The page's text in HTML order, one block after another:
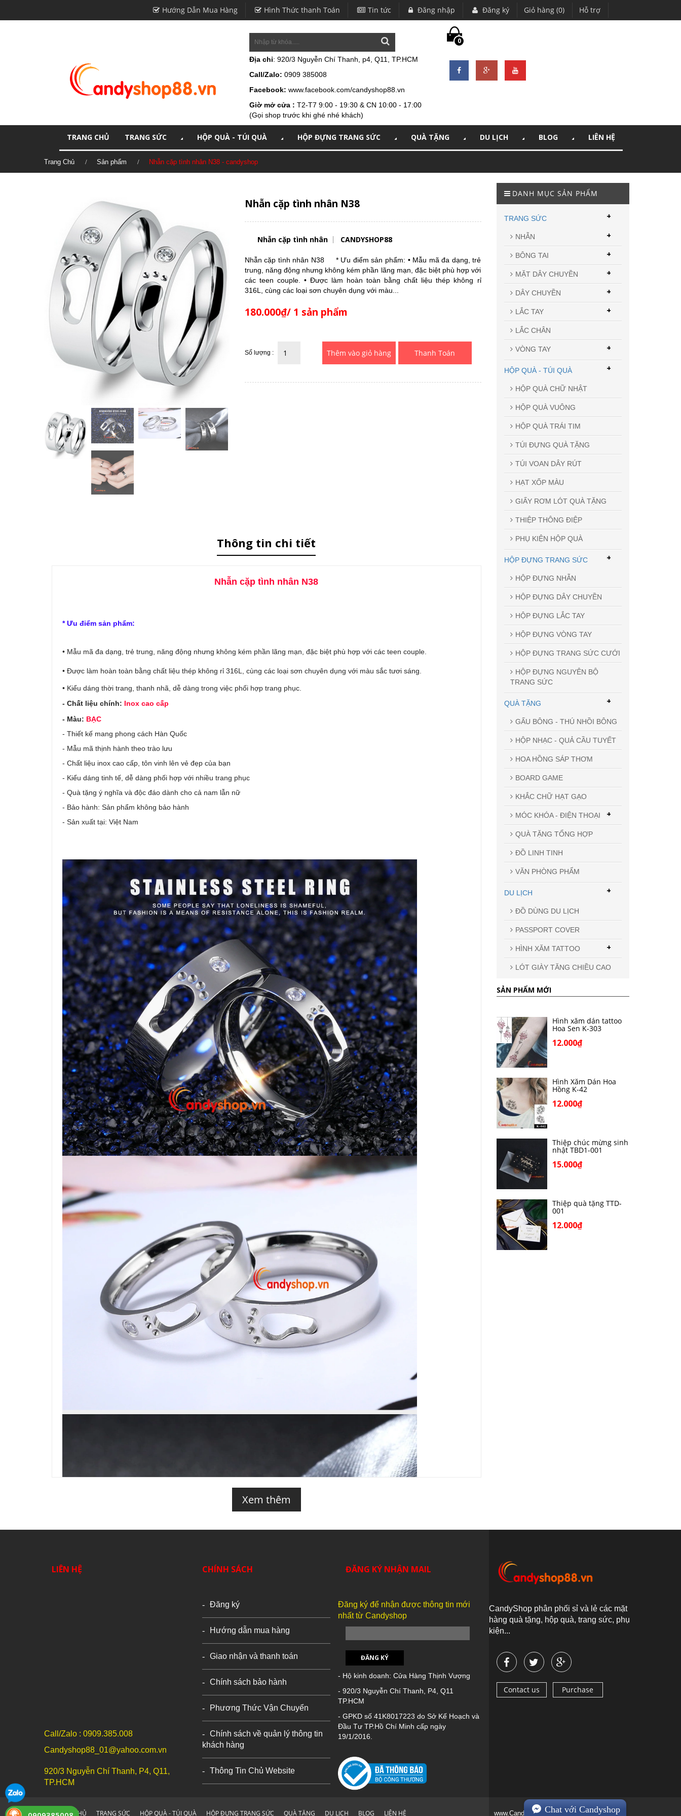
Hướng Dẫn Mua Hàng Hình Thức thanh Toán Tin tức Đăng nhập Đăng ký Giỏ hàng (0) Hỗ trợ
Địa chỉ: 920/3 Nguyễn Chí Thanh, p4, Q11, TP.HCM
Call/Zalo: 0909 385008
Facebook: www.facebook.com/candyshop88.vn
Giờ mở cửa : T2-T7 9:00 - 19:30 & CN 10:00 - 17:00
(Gọi shop trước khi ghé nhé khách)
0
TRANG CHỦ TRANG SỨC HỘP QUÀ - TÚI QUÀ HỘP ĐỰNG TRANG SỨC QUÀ TẶNG DU LỊCH BLOG LIÊN HỆ
Trang Chủ Sản phẩm Nhẫn cặp tình nhân N38 - candyshop
Nhẫn cặp tình nhân N38
Nhẫn cặp tình nhân CANDYSHOP88
Nhẫn cặp tình nhân N38 * Ưu điểm sản phẩm: • Mẫu mã đa dạng, trẻ
trung, năng động nhưng không kém phần lãng mạn, đặc biệt phù hợp với
các teen couple. • Được làm hoàn toàn bằng chất liệu thép không rỉ
316L, cùng các loại sơn chuyên dụng với màu...
180.000₫/ 1 sản phẩm
Số lượng : Thanh Toán
Thông tin chi tiết
Nhẫn cặp tình nhân N38
* Ưu điểm sản phẩm:
• Mẫu mã đa dạng, trẻ trung, năng động nhưng không kém phần lãng mạn, đặc biệt phù hợp với các teen couple.
• Được làm hoàn toàn bằng chất liệu thép không rỉ 316L, cùng các loại sơn chuyên dụng với màu sắc tươi sáng.
• Kiểu dáng thời trang, thanh nhã, dễ dàng trong việc phối hợp trang phục.
- Chất liệu chính: Inox cao cấp
- Màu: BẠC
- Thiết kế mang phong cách Hàn Quốc
- Mẫu mã thịnh hành theo trào lưu
- Chất liệu inox cao cấp, tôn vinh lên vẻ đẹp của bạn
- Kiểu dáng tinh tế, dễ dàng phối hợp với nhiều trang phục
- Quà tặng ý nghĩa và độc đáo dành cho cả nam lẫn nữ
- Bảo hành: Sản phẩm không bảo hành
- Sản xuất tại: Việt Nam
Xem thêm
DANH MỤC SẢN PHẨM
TRANG SỨC
NHẪN +
BÔNG TAI +
MẶT DÂY CHUYỀN +
DÂY CHUYỀN +
LẮC TAY +
LẮC CHÂN
VÒNG TAY +
+
HỘP QUÀ - TÚI QUÀ
HỘP QUÀ CHỮ NHẬT
HỘP QUÀ VUÔNG
HỘP QUÀ TRÁI TIM
TÚI ĐỰNG QUÀ TẶNG
TÚI VOAN DÂY RÚT
HẠT XỐP MÀU
GIẤY RƠM LÓT QUÀ TẶNG
THIỆP THÔNG ĐIỆP
PHỤ KIỆN HỘP QUÀ
+
HỘP ĐỰNG TRANG SỨC
HỘP ĐỰNG NHẪN
HỘP ĐỰNG DÂY CHUYỀN
HỘP ĐỰNG LẮC TAY
HỘP ĐỰNG VÒNG TAY
HỘP ĐỰNG TRANG SỨC CƯỚI
HỘP ĐỰNG NGUYÊN BỘ
TRANG SỨC
+
QUÀ TẶNG
GẤU BÔNG - THÚ NHỒI BÔNG
HỘP NHẠC - QUẢ CẦU TUYẾT
HOA HỒNG SÁP THƠM
BOARD GAME
KHẮC CHỮ HẠT GẠO
MÓC KHÓA - ĐIỆN THOẠI +
QUÀ TẶNG TỔNG HỢP
ĐỒ LINH TINH
VĂN PHÒNG PHẨM
+
DU LỊCH
ĐỒ DÙNG DU LỊCH
PASSPORT COVER
HÌNH XĂM TATTOO +
LÓT GIÀY TĂNG CHIỀU CAO
+
SẢN PHẨM MỚI
Hình xăm dán tattoo
Hoa Sen K-303
12.000₫
Hình Xăm Dán Hoa
Hồng K-42
12.000₫
Thiệp chúc mừng sinh
nhật TBD1-001
15.000₫
Thiệp quà tặng TTD-
001
12.000₫
LIÊN HỆ
Call/Zalo : 0909.385.008
Candyshop88_01@yahoo.com.vn
920/3 Nguyễn Chí Thanh, P4, Q11,
TP.HCM
CHÍNH SÁCH
Đăng ký
Hướng dẫn mua hàng
Giao nhận và thanh toán
Chính sách bảo hành
Phương Thức Vận Chuyển
Chính sách về quản lý thông tin
khách hàng
Thông Tin Chủ Website
ĐĂNG KÝ NHẬN MAIL
Đăng ký để nhận được thông tin mới
nhất từ Candyshop
ĐĂNG KÝ
- Hộ kinh doanh: Cửa Hàng Thịnh Vượng
- 920/3 Nguyễn Chí Thanh, P4, Q11
TP.HCM
- GPKD số 41K8017223 do Sở Kế Hoạch và
Đầu Tư TP.Hồ Chí Minh cấp ngày
19/1/2016.
CandyShop phân phối sỉ và lẻ các mặt
hàng quà tặng, hộp quà, trang sức, phụ
kiện...
Contact us Purchase
TRANG CHỦ TRANG SỨC HỘP QUÀ - TÚI QUÀ HỘP ĐỰNG TRANG SỨC QUÀ TẶNG DU LỊCH BLOG LIÊN HỆ www.Candyshop.vnChat với Candyshop